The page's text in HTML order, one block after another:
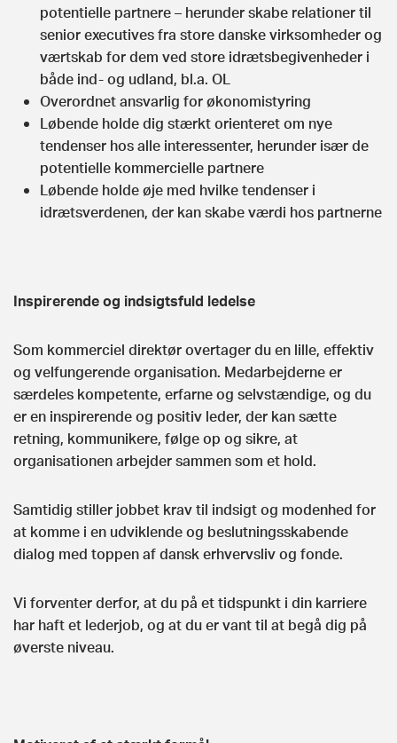
potentielle partnere – herunder skabe relationer til
senior executives fra store danske virksomheder og
værtskab for dem ved store idrætsbegivenheder i
både ind- og udland, bl.a. OL
Overordnet ansvarlig for økonomistyring
Løbende holde dig stærkt orienteret om nye
tendenser hos alle interessenter, herunder især de
potentielle kommercielle partnere
Løbende holde øje med hvilke tendenser i
idrætsverdenen, der kan skabe værdi hos partnerne
Inspirerende og indsigtsfuld ledelse
Som kommerciel direktør overtager du en lille, effektiv
og velfungerende organisation. Medarbejderne er
særdeles kompetente, erfarne og selvstændige, og du
er en inspirerende og positiv leder, der kan sætte
retning, kommunikere, følge op og sikre, at
organisationen arbejder sammen som et hold.
Samtidig stiller jobbet krav til indsigt og modenhed for
at komme i en udviklende og beslutningsskabende
dialog med toppen af dansk erhvervsliv og fonde.
Vi forventer derfor, at du på et tidspunkt i din karriere
har haft et lederjob, og at du er vant til at begå dig på
øverste niveau.